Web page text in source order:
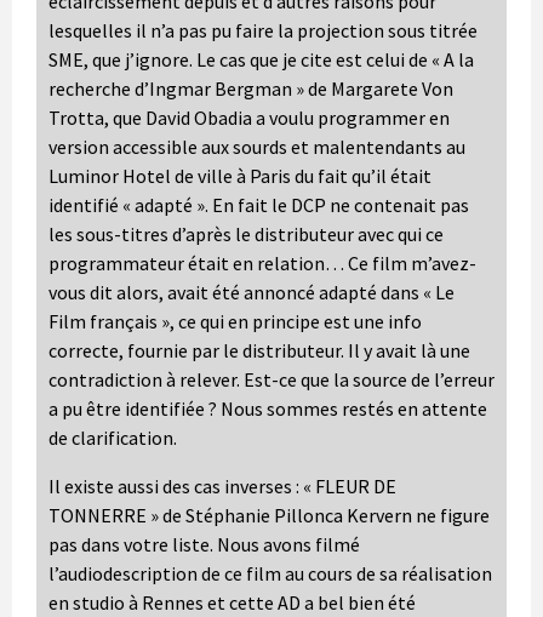
lesquelles il n’a pas pu faire la projection sous titrée
SME, que j’ignore. Le cas que je cite est celui de « A la
recherche d’Ingmar Bergman » de Margarete Von
Trotta, que David Obadia a voulu programmer en
version accessible aux sourds et malentendants au
Luminor Hotel de ville à Paris du fait qu’il était
identifié « adapté ». En fait le DCP ne contenait pas
les sous-titres d’après le distributeur avec qui ce
programmateur était en relation… Ce film m’avez-
vous dit alors, avait été annoncé adapté dans « Le
Film français », ce qui en principe est une info
correcte, fournie par le distributeur. Il y avait là une
contradiction à relever. Est-ce que la source de l’erreur
a pu être identifiée ? Nous sommes restés en attente
de clarification.
Il existe aussi des cas inverses : « FLEUR DE
TONNERRE » de Stéphanie Pillonca Kervern ne figure
pas dans votre liste. Nous avons filmé
l’audiodescription de ce film au cours de sa réalisation
en studio à Rennes et cette AD a bel bien été